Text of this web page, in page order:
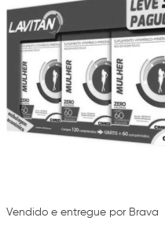
Vendido e entregue por Brava